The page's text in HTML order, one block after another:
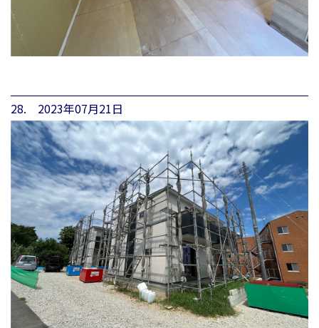
28. 2023年07月21日